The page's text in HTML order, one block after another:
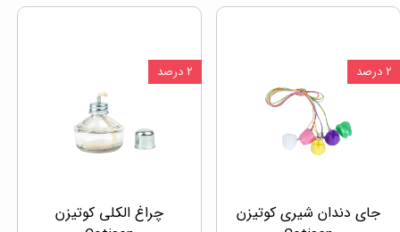
جای دندان شیری کوتیزن
۲ درصد
چراغ الکلی کوتیزن
۲ درصد